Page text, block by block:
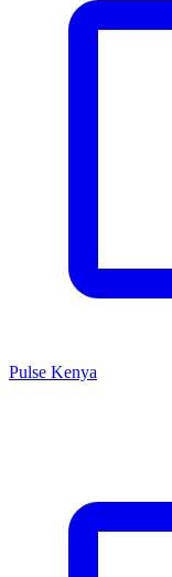
Pulse Kenya